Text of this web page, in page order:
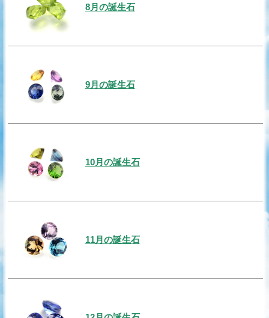
8月の誕生石
9月の誕生石
10月の誕生石
11月の誕生石